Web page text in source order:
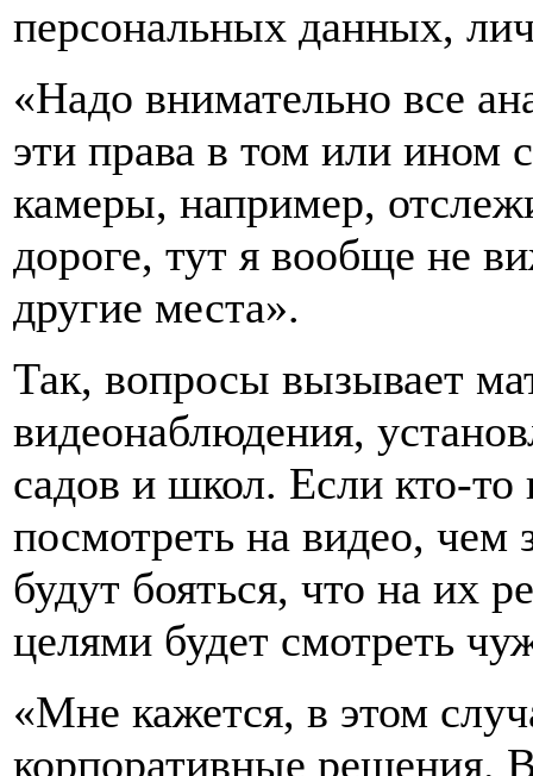
персональных данных,
«Надо внимательно все
эти права в том или ином
камеры, например,
дороге, тут я вообще не
другие места».
Так, вопросы вызывает
видеонаблюдения,
садов и школ. Если кто-то
посмотреть на видео, чем
будут бояться, что на их
целями будет смотреть
«Мне кажется, в этом
корпоративные решения.